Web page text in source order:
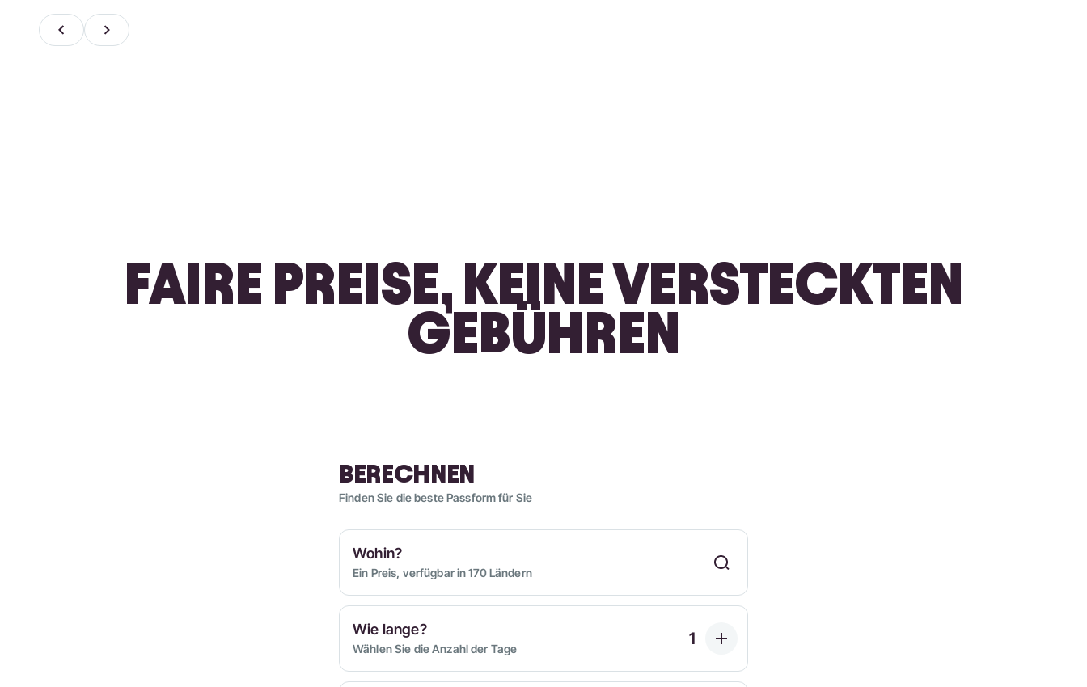
FAIRE PREISE, KEINE VERSTECKTEN
GEBÜHREN
BERECHNEN
Finden Sie die beste Passform für Sie
Wohin?
Ein Preis, verfügbar in 170 Ländern
Wie lange?
Wählen Sie die Anzahl der Tage